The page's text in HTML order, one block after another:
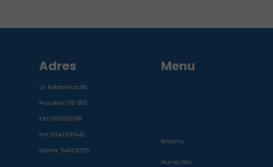
Adres
ul. Robotnicza 8b
Pruszków, 05-800
KRS: 0001160168
NIP: 5342691642
REGON: 541129255
Menu
Witamy
Poznaj Nas
Dołącz do RwS